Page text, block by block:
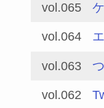
vol.065
vol.064
vol.063
vol.062